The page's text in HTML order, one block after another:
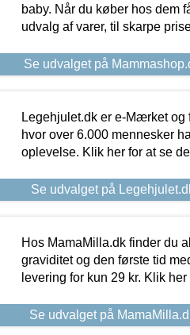
baby. Når du køber hos dem
udvalg af varer, til skarpe
Se udvalget på
Legehjulet.dk er e-Mærket og
hvor over 6.000 mennesker
oplevelse. Klik her for at se
Se udvalget på
Hos MamaMilla.dk finder du
graviditet og den første tid
levering for kun 29 kr. Klik
Se udvalget på